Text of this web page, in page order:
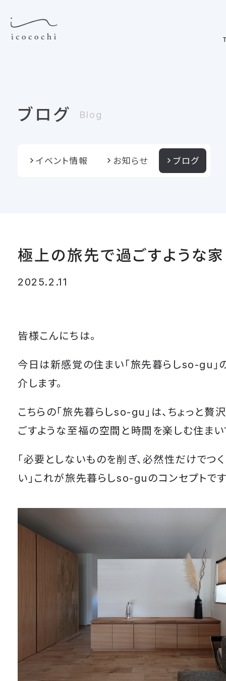
ブログ Blog
イベント情報 お知らせ ブログ
極上の旅先で過ごすような家
2025.2.11
皆様こんにちは。
今日は新感覚の住まい「旅先暮らしso-gu」
介します。
こちらの「旅先暮らしso-gu」は、ちょっと贅
ごすような至福の空間と時間を楽しむ住まい
「必要としないものを削ぎ、必然性だけでつ
い」これが旅先暮らしso-guのコンセプトです